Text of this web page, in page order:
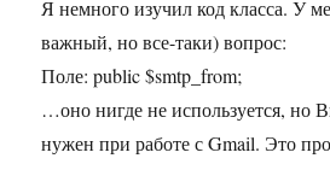
Я немного изучил код класса. У
важный, но все-таки) вопрос:
Поле: public $smtp_from;
…оно нигде не используется, но
нужен при работе с Gmail. Это